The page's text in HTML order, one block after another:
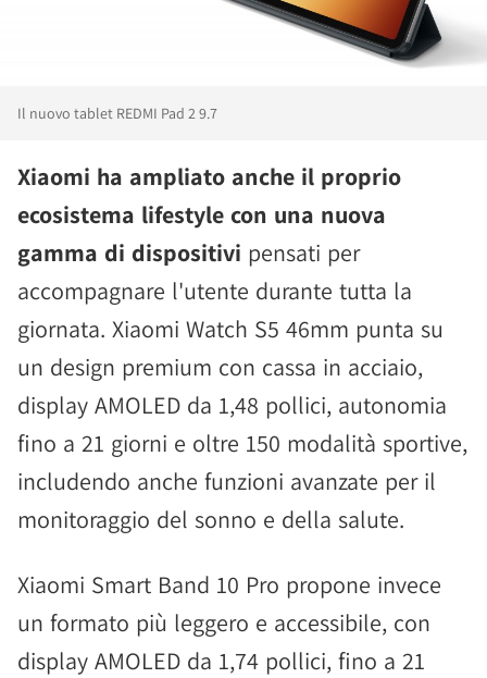
Il nuovo tablet REDMI Pad 2 9.7
Xiaomi ha ampliato anche il proprio
ecosistema lifestyle con una nuova
gamma di dispositivi pensati per
accompagnare l'utente durante tutta la
giornata. Xiaomi Watch S5 46mm punta su
un design premium con cassa in acciaio,
display AMOLED da 1,48 pollici, autonomia
fino a 21 giorni e oltre 150 modalità sportive,
includendo anche funzioni avanzate per il
monitoraggio del sonno e della salute.
Xiaomi Smart Band 10 Pro propone invece
un formato più leggero e accessibile, con
display AMOLED da 1,74 pollici, fino a 21